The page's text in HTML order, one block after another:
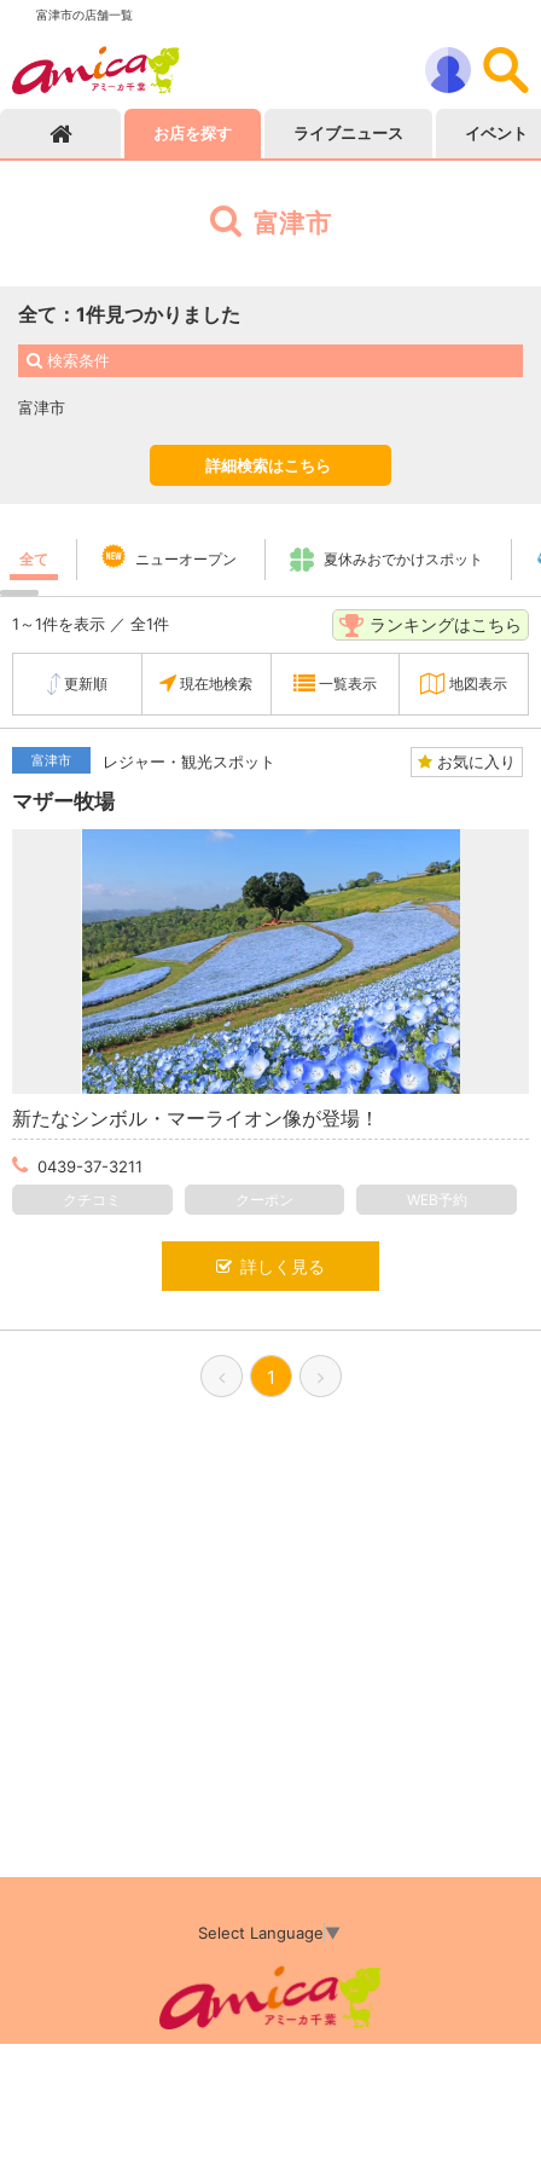
富津市の店舗一覧
お店を探す ライブニュース イベント
富津市
全て ： 1件見つかりました
検索条件
富津市
詳細検索はこちら
全て ニューオープン 夏休みおでかけスポット
1～1件を表示 ／ 全1件 ランキングはこちら
更新順 現在地検索 一覧表示 地図表示
富津市 レジャー・観光スポット お気に入り
マザー牧場
新たなシンボル・マーライオン像が登場！
0439-37-3211
クチコミ クーポン WEB予約
詳しく見る
1
Select Language▼